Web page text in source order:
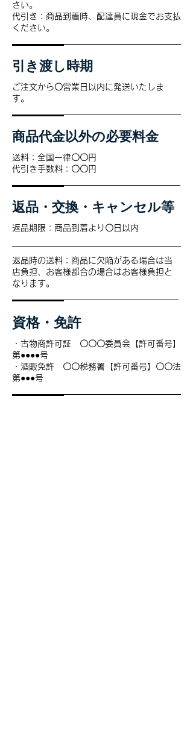
さい。
代引き：商品到着時、配達員に現金でお支払
ください。
引き渡し時期
ご注文から〇営業日以内に発送いたしま
す。
商品代金以外の必要料金
送料：全国一律〇〇円
代引き手数料：〇〇円
返品・交換・キャンセル等
返品期限：商品到着より〇日以内
返品時の送料：商品に欠陥がある場合は当
店負担、お客様都合の場合はお客様負担と
なります。
資格・免許
・古物商許可証 〇〇〇委員会【許可番号】
第●●●●号
・酒販免許 〇〇税務署【許可番号】〇〇法
第●●●号